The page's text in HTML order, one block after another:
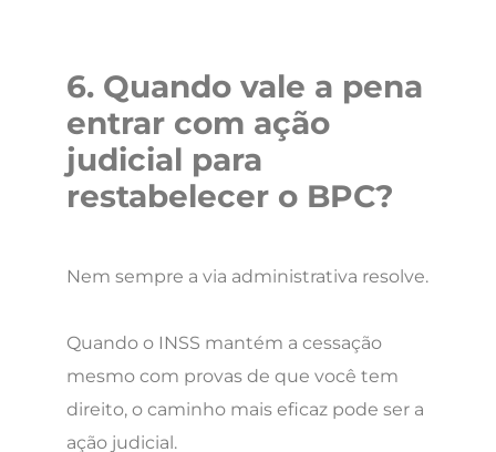
6. Quando vale a pena
entrar com ação
judicial para
restabelecer o BPC?
Nem sempre a via administrativa resolve.
Quando o INSS mantém a cessação
mesmo com provas de que você tem
direito, o caminho mais eficaz pode ser a
ação judicial.